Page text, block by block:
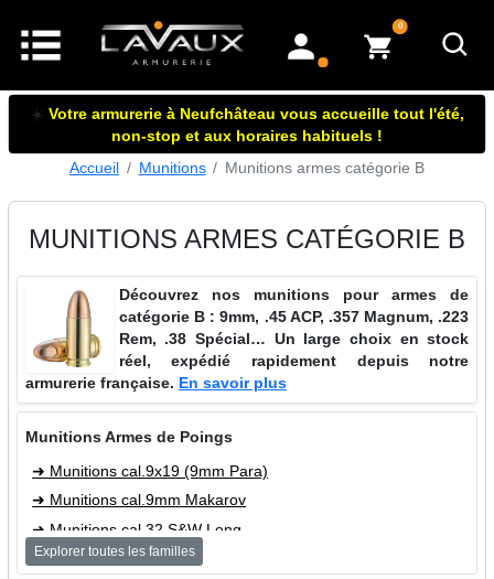
mon compte
0articles dans le panier
☀️ Votre armurerie à Neufchâteau vous accueille tout l'été,
non-stop et aux horaires habituels !
Accueil
Munitions Munitions armes catégorie B
MUNITIONS ARMES CATÉGORIE B
Découvrez nos munitions pour armes de
catégorie B : 9mm, .45 ACP, .357 Magnum, .223
Rem, .38 Spécial… Un large choix en stock
réel, expédié rapidement depuis notre
armurerie française. En savoir plus
Munitions Armes de Poings
➜ Munitions cal.9x19 (9mm Para)
➜ Munitions cal.9mm Makarov
➜ Munitions cal.32 S&W Long
➜ Munitions cal.357 Magnum
Explorer toutes les familles